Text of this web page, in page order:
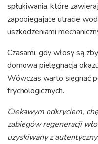
spłukiwania, które
zapobiegające utracie
uszkodzeniami
Czasami, gdy włosy są
domowa pielęgnacja
Wówczas warto sięgnąć
trychologicznych.
Ciekawym odkryciem,
zabiegów regeneracji
uzyskiwany z